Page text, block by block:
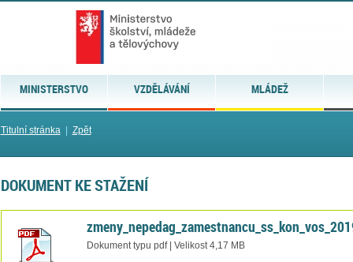
MINISTERSTVO VZDĚLÁVÁNÍ MLÁDEŽ
Titulní stránka| Zpět
DOKUMENT KE STAŽENÍ
Dokument typu pdf | Velikost 4,17 MB